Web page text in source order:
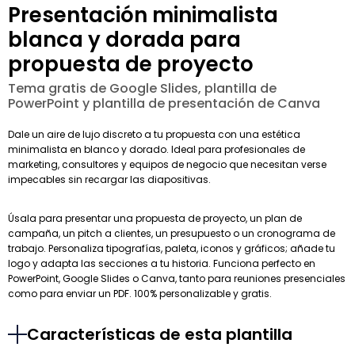
Presentación minimalista
blanca y dorada para
propuesta de proyecto
Tema gratis de Google Slides, plantilla de
PowerPoint y plantilla de presentación de Canva
Dale un aire de lujo discreto a tu propuesta con una estética
minimalista en blanco y dorado. Ideal para profesionales de
marketing, consultores y equipos de negocio que necesitan verse
impecables sin recargar las diapositivas.
Úsala para presentar una propuesta de proyecto, un plan de
campaña, un pitch a clientes, un presupuesto o un cronograma de
trabajo. Personaliza tipografías, paleta, iconos y gráficos; añade tu
logo y adapta las secciones a tu historia. Funciona perfecto en
PowerPoint, Google Slides o Canva, tanto para reuniones presenciales
como para enviar un PDF. 100% personalizable y gratis.
Características de esta plantilla